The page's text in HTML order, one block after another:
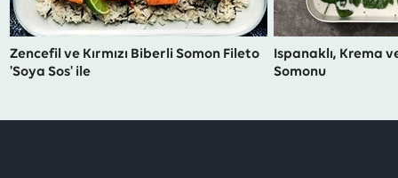
Zencefil ve Kırmızı Biberli Somon Fileto
'Soya Sos' ile
Ispanaklı, Krema
Somonu